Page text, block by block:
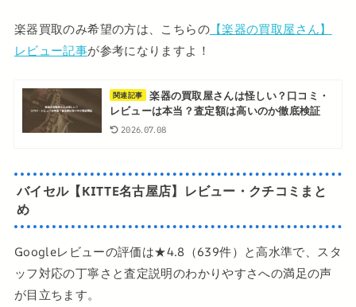
楽器買取のみ希望の方は、こちらの【楽器の買取屋さん】
レビュー記事が参考になりますよ！
関連記事
楽器の買取屋さんは怪しい？口コミ・
レビューは本当？査定額は高いのか徹底検証
2026.07.08
バイセル【KITTE名古屋店】レビュー・クチコミまと
め
Googleレビューの評価は★4.8（639件）と高水準で、スタ
ッフ対応の丁寧さと査定説明のわかりやすさへの満足の声
が目立ちます。